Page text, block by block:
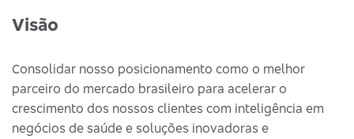
Visão
Consolidar nosso posicionamento como o melhor
parceiro do mercado brasileiro para acelerar o
crescimento dos nossos clientes com inteligência em
negócios de saúde e soluções inovadoras e